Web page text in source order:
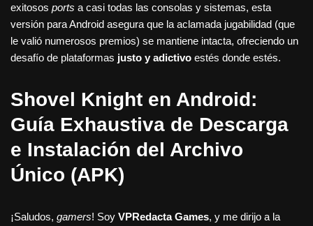
exitosos ports a casi todas las consolas y sistemas, esta
versión para Android asegura que la aclamada jugabilidad (que
le valió numerosos premios) se mantiene intacta, ofreciendo un
desafío de plataformas justo y adictivo estés donde estés.
Shovel Knight en Android:
Guía Exhaustiva de Descarga
e Instalación del Archivo
Único (APK)
¡Saludos, gamers! Soy VPRedacta Games, y me dirijo a la